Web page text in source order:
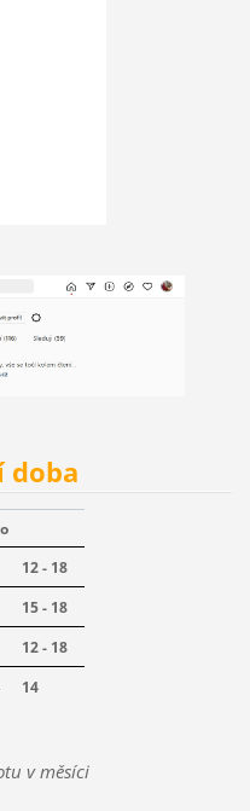
doba
12 - 18
15 - 18
12 - 18
14
v měsíci